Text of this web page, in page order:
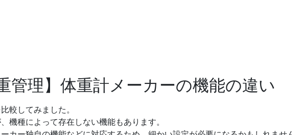
管理】体重計メーカーの機能の違い
較してみました。
機種によって存在しない機能もあります。